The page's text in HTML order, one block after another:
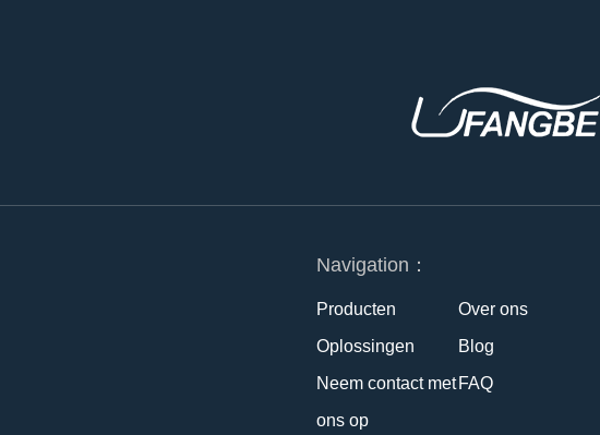
Navigation：
Producten
Over ons
Oplossingen
Blog
Neem contact met
ons op
FAQ